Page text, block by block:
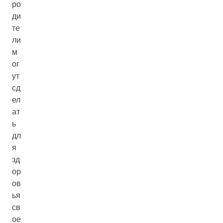
ро
ди
те
ли
м
ог
ут
сд
ел
ат
ь
дл
я
зд
ор
ов
ья
св
ое